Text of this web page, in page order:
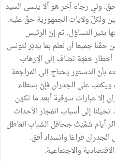
ولي رجاء آخر هو ألا ينسى السيد
ولكلّ ولايات الجمهورية حقّ عليه.
يثير التساؤل. ثم إنّ الرئيس
جميعا أن نعلم بما يدبّر لتونس
أخطار خفيّة تضاف إلى الإرهاب
الدستور يحتاج إلى المراجعة
ويكتب على الجدران فإنّ بسطاء
إلا عبارات سوقية أبعد ما تكون
إلى أسباب انفجار الأحداث
أيام سُمِّيَتْ جحافل الشباب العاطل
فراغا وانسداد أفق.
والاجتماعية.